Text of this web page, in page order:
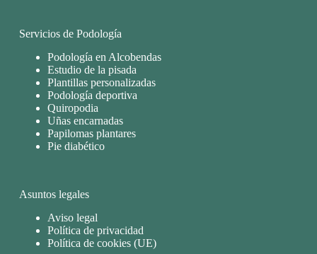
Servicios de Podología
Podología en Alcobendas
Estudio de la pisada
Plantillas personalizadas
Podología deportiva
Quiropodia
Uñas encarnadas
Papilomas plantares
Pie diabético
Asuntos legales
Aviso legal
Política de privacidad
Política de cookies (UE)